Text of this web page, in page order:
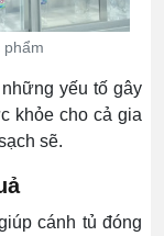
yếu tố gây
khỏe cho cả gia
sẽ.
cánh tủ đóng